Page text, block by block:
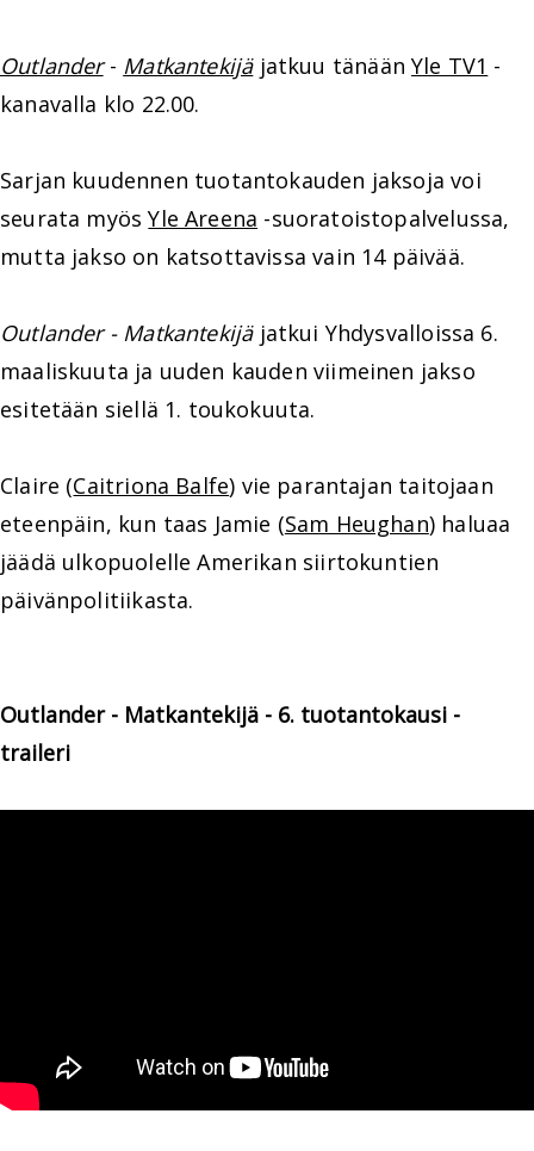
Outlander- Matkantekijäjatkuu tänäänYle TV1 -
kanavalla klo 22.00.
Sarjan kuudennen tuotantokauden jaksoja voi
seurata myösYle Areena -suoratoistopalvelussa,
mutta jakso on katsottavissa vain 14 päivää.
Outlander - Matkantekijäjatkui Yhdysvalloissa 6.
maaliskuuta ja uuden kauden viimeinen jakso
esitetään siellä 1. toukokuuta.
Claire (Caitriona Balfe) vie parantajan taitojaan
eteenpäin, kun taas Jamie (Sam Heughan) haluaa
jäädä ulkopuolelle Amerikan siirtokuntien
päivänpolitiikasta.
Outlander - Matkantekijä - 6. tuotantokausi -
traileri